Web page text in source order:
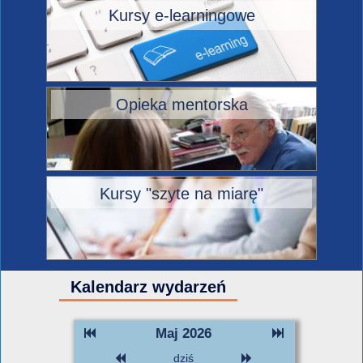
Kursy e-learningowe
Opieka mentorska
Kursy "szyte na miarę"
Kalendarz wydarzeń
Maj 2026
dziś